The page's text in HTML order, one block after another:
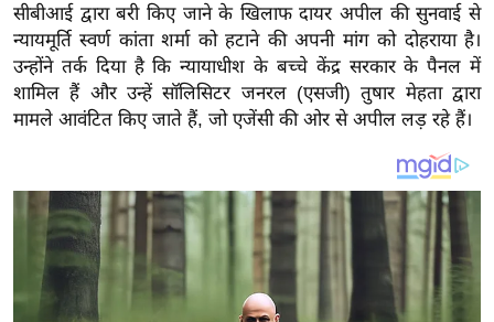
रा
य
ब
ज
ट
ल
सीबीआई द्वारा बरी किए जाने के खिलाफ दायर अपील की सुनवाई से
न्यायमूर्ति स्वर्ण कांता शर्मा को हटाने की अपनी मांग को दोहराया है।
उन्होंने तर्क दिया है कि न्यायाधीश के बच्चे केंद्र सरकार के पैनल में
शामिल हैं और उन्हें सॉलिसिटर जनरल (एसजी) तुषार मेहता द्वारा
मामले आवंटित किए जाते हैं, जो एजेंसी की ओर से अपील लड़ रहे हैं।